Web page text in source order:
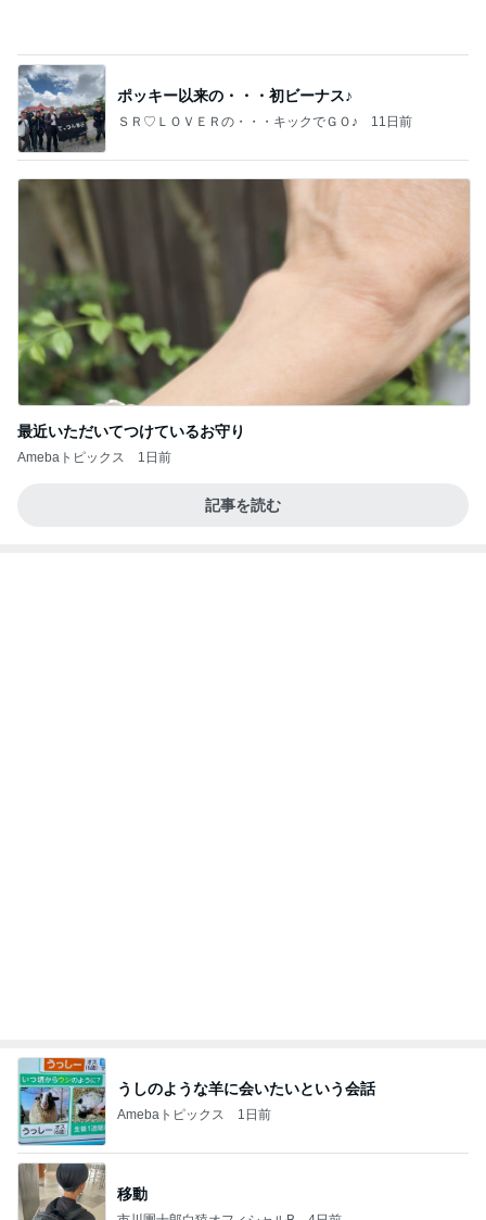
最近いただいてつけているお守り
Amebaトピックス
記事を読む
うしのような羊に会いたいという会話
Amebaトピックス 1日前
市川團十郎白猿オフィシャルB
團十郎 長いプールの後の爆睡